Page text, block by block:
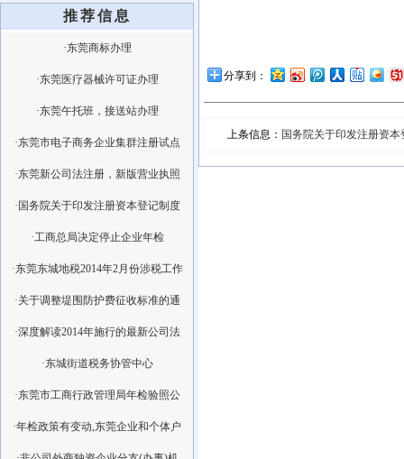
推荐信息
·东莞商标办理
·东莞医疗器械许可证办理
·东莞午托班，接送站办理
·东莞市电子商务企业集群注册试点
·东莞新公司法注册，新版营业执照
·国务院关于印发注册资本登记制度
·工商总局决定停止企业年检
·东莞东城地税2014年2月份涉税工作
·关于调整堤围防护费征收标准的通
·深度解读2014年施行的最新公司法
·东城街道税务协管中心
·东莞市工商行政管理局年检验照公
·年检政策有变动,东莞企业和个体户
分享到：
上条信息： 国务院关于印发注册资